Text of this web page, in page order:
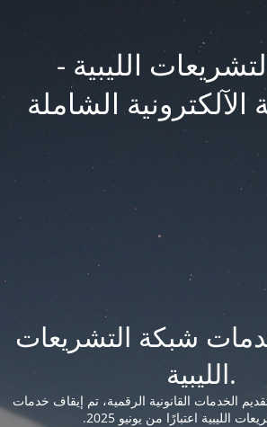
الليبية -
الشاملة
شبكة التشريعات
الليبية.
الخدمات القانونية الرقمية، تم إيقاف خدمات
الليبية اعتبارًا من يونيو 2025.